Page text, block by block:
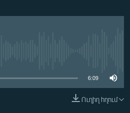
6:09
Ուղիղ հղում